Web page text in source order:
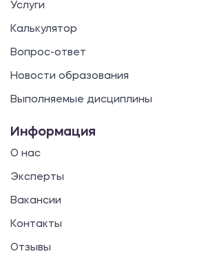
Услуги
Калькулятор
Вопрос-ответ
Новости образования
Выполняемые дисциплины
Информация
О нас
Эксперты
Вакансии
Контакты
Отзывы